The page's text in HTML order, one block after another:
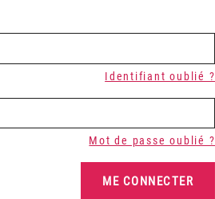
Identifiant oublié ?
Mot de passe oublié ?